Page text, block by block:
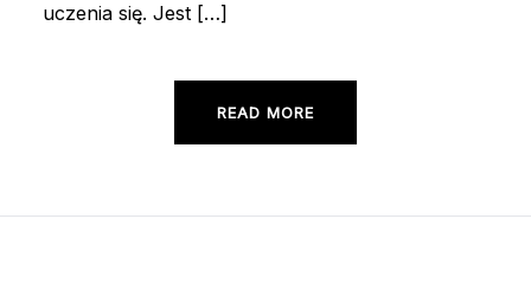
uczenia się. Jest […]
READ MORE